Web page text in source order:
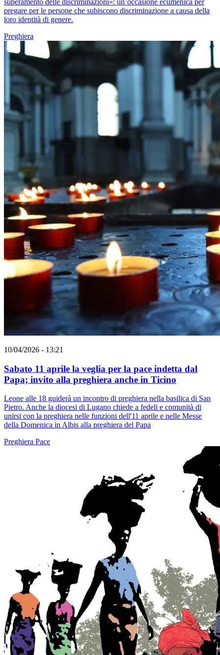
superamento delle discriminazioni»: un’occasione ecumenica per
pregare per le persone che subiscono discriminazione a causa della
loro identità di genere.
Preghiera
10/04/2026 - 13:21
Sabato 11 aprile la veglia per la pace indetta dal
Papa; invito alla preghiera anche in Ticino
Leone alle 18 guiderà un incontro di preghiera nella basilica di San
Pietro. Anche la diocesi di Lugano chiede a fedeli e comunità di
unirsi con la preghiera nelle funzioni dell'11 aprile e nelle Messe
della Domenica in Albis alla preghiera del Papa
Preghiera Pace